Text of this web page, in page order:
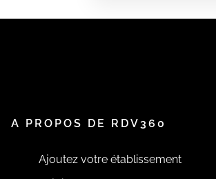
A PROPOS DE RDV360
Ajoutez votre établissement